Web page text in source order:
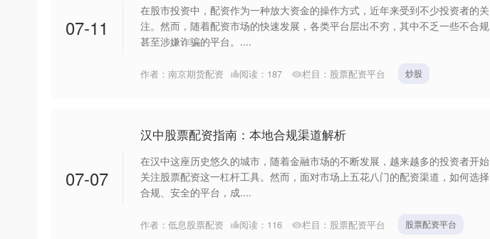
07-11
在股市投资中，配资作为一种放大资金的操作方式，近年来受到不少投资者的关
注。然而，随着配资市场的快速发展，各类平台层出不穷，其中不乏一些不合规
甚至涉嫌诈骗的平台。....
作者：南京期货配资 阅读： 187 栏目： 股票配资平台 炒股
07-07
汉中股票配资指南：本地合规渠道解析
在汉中这座历史悠久的城市，随着金融市场的不断发展，越来越多的投资者开始
关注股票配资这一杠杆工具。然而，面对市场上五花八门的配资渠道，如何选择
合规、安全的平台，成....
作者：低息股票配资 阅读： 116 栏目： 股票配资平台 股票配资平台